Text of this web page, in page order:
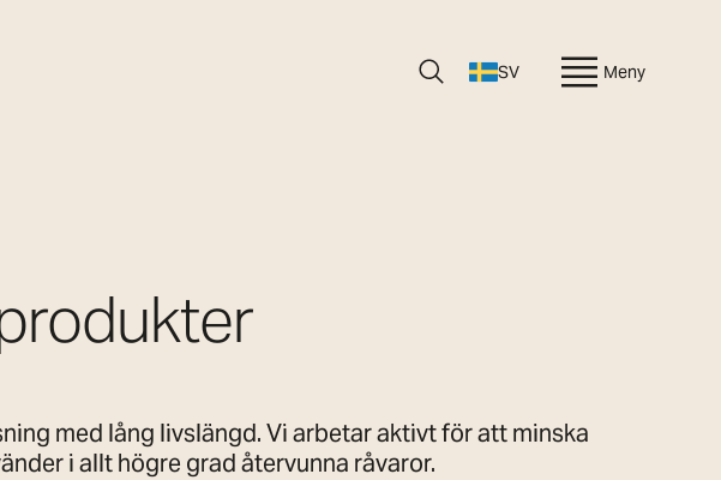
SV Meny
med lång livslängd. Vi arbetar aktivt för att minska
i allt högre grad återvunna råvaror.